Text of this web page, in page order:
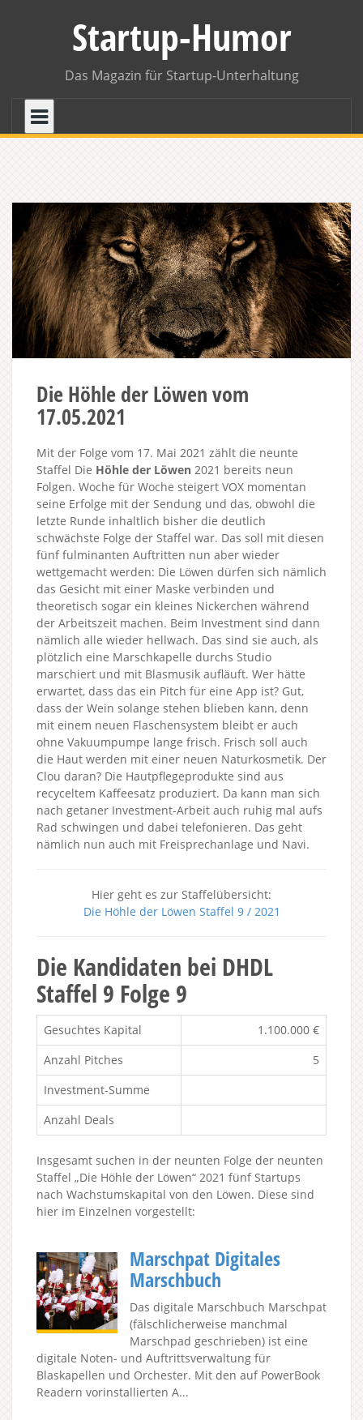
Startup-Humor
Das Magazin für Startup-Unterhaltung
Die Höhle der Löwen vom
17.05.2021
Mit der Folge vom 17. Mai 2021 zählt die neunte
Staffel Die Höhle der Löwen 2021 bereits neun
Folgen. Woche für Woche steigert VOX momentan
seine Erfolge mit der Sendung und das, obwohl die
letzte Runde inhaltlich bisher die deutlich
schwächste Folge der Staffel war. Das soll mit diesen
fünf fulminanten Auftritten nun aber wieder
wettgemacht werden: Die Löwen dürfen sich nämlich
das Gesicht mit einer Maske verbinden und
theoretisch sogar ein kleines Nickerchen während
der Arbeitszeit machen. Beim Investment sind dann
nämlich alle wieder hellwach. Das sind sie auch, als
plötzlich eine Marschkapelle durchs Studio
marschiert und mit Blasmusik aufläuft. Wer hätte
erwartet, dass das ein Pitch für eine App ist? Gut,
dass der Wein solange stehen blieben kann, denn
mit einem neuen Flaschensystem bleibt er auch
ohne Vakuumpumpe lange frisch. Frisch soll auch
die Haut werden mit einer neuen Naturkosmetik. Der
Clou daran? Die Hautpflegeprodukte sind aus
recyceltem Kaffeesatz produziert. Da kann man sich
nach getaner Investment-Arbeit auch ruhig mal aufs
Rad schwingen und dabei telefonieren. Das geht
nämlich nun auch mit Freisprechanlage und Navi.
Hier geht es zur Staffelübersicht:
Die Höhle der Löwen Staffel 9 / 2021
Die Kandidaten bei DHDL
Staffel 9 Folge 9
Gesuchtes Kapital
1.100.000 €
Anzahl Pitches
5
Investment-Summe
Anzahl Deals
Insgesamt suchen in der neunten Folge der neunten
Staffel „Die Höhle der Löwen“ 2021 fünf Startups
nach Wachstumskapital von den Löwen. Diese sind
hier im Einzelnen vorgestellt:
Marschpat Digitales
Marschbuch
Das digitale Marschbuch Marschpat
(fälschlicherweise manchmal
Marschpad geschrieben) ist eine
digitale Noten- und Auftrittsverwaltung für
Blaskapellen und Orchester. Mit den auf PowerBook
Readern vorinstallierten A...